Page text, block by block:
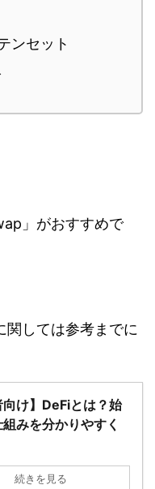
ンセット
」がおすすめで
関しては参考までに
向け】DeFiとは？始
みを分かりやすく
続きを見る